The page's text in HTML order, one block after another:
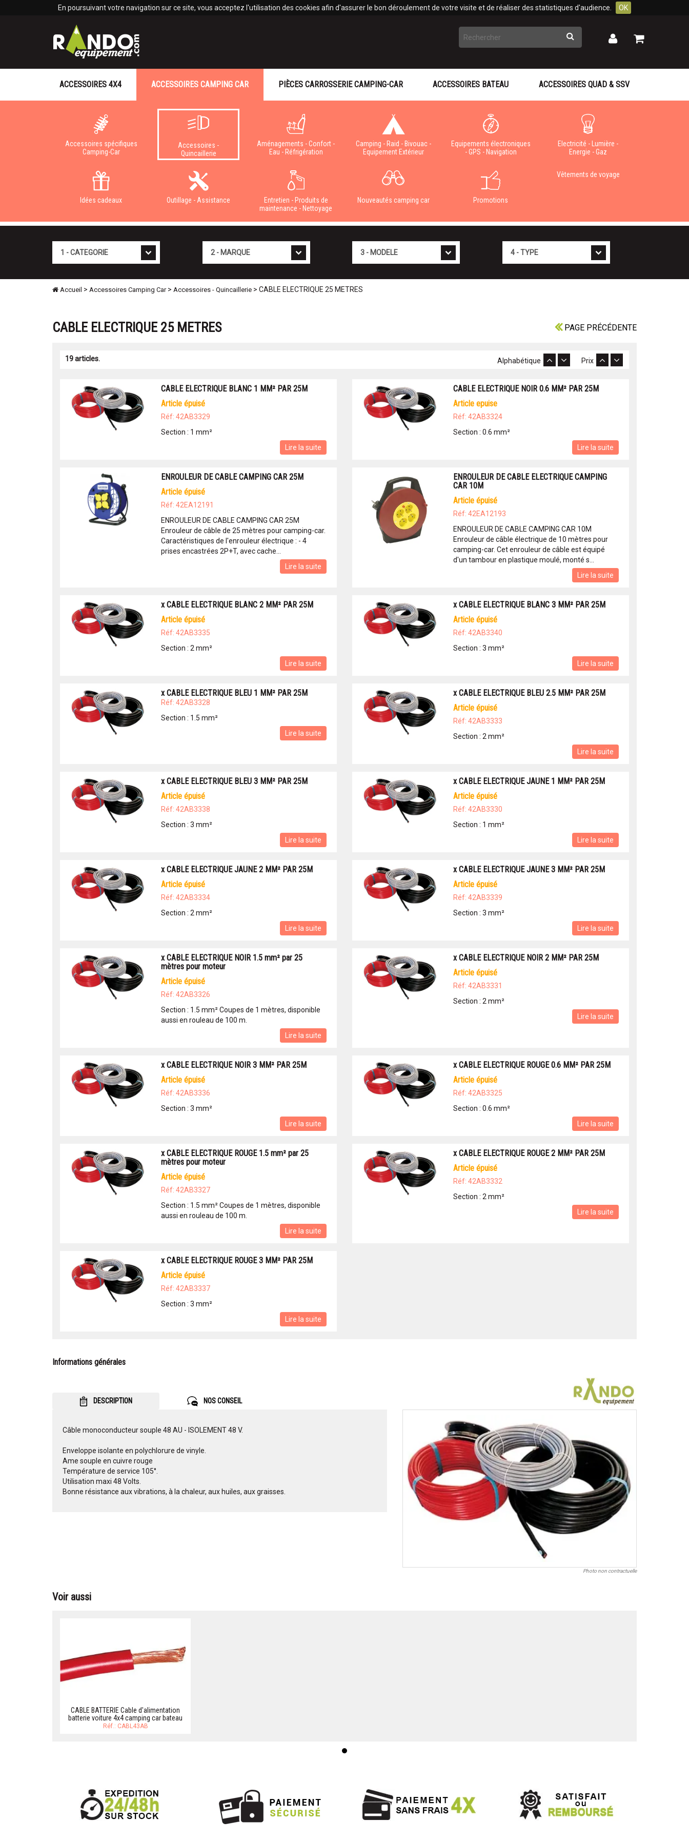
En poursuivant votre navigation sur ce site, vous acceptez l'utilisation des cookies afin d'assurer le bon déroulement de votre visite et de réaliser des statistiques d'audience. OK
Rechercher Mon
Mon
ACCESSOIRES 4X4 ACCESSOIRES CAMPING CAR
Accessoires spécifiques
Camping-Car
Accessoires -
Quincaillerie
Aménagements - Confort -
Eau - Réfrigération
Camping - Raid - Bivouac -
Equipement Extérieur
Equipements électroniques
- GPS - Navigation
Electricité - Lumière -
Energie - Gaz
Idées cadeaux Outillage - Assistance
Entretien - Produits de
maintenance - Nettoyage
Nouveautés camping car Promotions
Vêtements de voyage
PIÈCES CARROSSERIE CAMPING-CAR ACCESSOIRES BATEAU ACCESSOIRES QUAD & SSV
Accueil > Accessoires Camping Car> Accessoires - Quincaillerie > CABLE ELECTRIQUE 25 METRES
PAGE PRÉCÉDENTE
CABLE ELECTRIQUE 25 METRES
19 articles. Prix
Alphabétique
CABLE ELECTRIQUE BLANC 1 MM² PAR 25M
article épuisé
Réf: 42AB3329
Section : 1 mm²
Lire la suite
CABLE ELECTRIQUE NOIR 0.6 MM² PAR 25M
article epuise
Réf: 42AB3324
Section : 0.6 mm²
Lire la suite
ENROULEUR DE CABLE CAMPING CAR 25M
article épuisé
Réf: 42EA12191
ENROULEUR DE CABLE CAMPING CAR 25M
Enrouleur de câble de 25 mètres pour camping-car.
Caractéristiques de l'enrouleur électrique : - 4
prises encastrées 2P+T, avec cache...
Lire la suite
ENROULEUR DE CABLE ELECTRIQUE CAMPING
CAR 10M
article épuisé
Réf: 42EA12193
ENROULEUR DE CABLE CAMPING CAR 10M
Enrouleur de câble électrique de 10 mètres pour
camping-car. Cet enrouleur de câble est équipé
d'un tambour en plastique moulé, monté s...
Lire la suite
x CABLE ELECTRIQUE BLANC 2 MM² PAR 25M
article épuisé
Réf: 42AB3335
Section : 2 mm²
Lire la suite
x CABLE ELECTRIQUE BLANC 3 MM² PAR 25M
article épuisé
Réf: 42AB3340
Section : 3 mm²
Lire la suite
x CABLE ELECTRIQUE BLEU 1 MM² PAR 25M
Réf: 42AB3328
Section : 1.5 mm²
Lire la suite
x CABLE ELECTRIQUE BLEU 2.5 MM² PAR 25M
article épuisé
Réf: 42AB3333
Section : 2 mm²
Lire la suite
x CABLE ELECTRIQUE BLEU 3 MM² PAR 25M
article épuisé
Réf: 42AB3338
Section : 3 mm²
Lire la suite
x CABLE ELECTRIQUE JAUNE 1 MM² PAR 25M
article épuisé
Réf: 42AB3330
Section : 1 mm²
Lire la suite
x CABLE ELECTRIQUE JAUNE 2 MM² PAR 25M
article épuisé
Réf: 42AB3334
Section : 2 mm²
Lire la suite
x CABLE ELECTRIQUE JAUNE 3 MM² PAR 25M
article épuisé
Réf: 42AB3339
Section : 3 mm²
Lire la suite
x CABLE ELECTRIQUE NOIR 1.5 mm² par 25
mètres pour moteur
article épuisé
Réf: 42AB3326
Section : 1.5 mm² Coupes de 1 mètres, disponible
aussi en rouleau de 100 m.
Lire la suite
x CABLE ELECTRIQUE NOIR 2 MM² PAR 25M
article épuisé
Réf: 42AB3331
Section : 2 mm²
Lire la suite
x CABLE ELECTRIQUE NOIR 3 MM² PAR 25M
article épuisé
Réf: 42AB3336
Section : 3 mm²
Lire la suite
x CABLE ELECTRIQUE ROUGE 0.6 MM² PAR 25M
article épuisé
Réf: 42AB3325
Section : 0.6 mm²
Lire la suite
x CABLE ELECTRIQUE ROUGE 1.5 mm² par 25
mètres pour moteur
article épuisé
Réf: 42AB3327
Section : 1.5 mm² Coupes de 1 mètres, disponible
aussi en rouleau de 100 m.
Lire la suite
x CABLE ELECTRIQUE ROUGE 2 MM² PAR 25M
article épuisé
Réf: 42AB3332
Section : 2 mm²
Lire la suite
x CABLE ELECTRIQUE ROUGE 3 MM² PAR 25M
article épuisé
Réf: 42AB3337
Section : 3 mm²
Lire la suite
Informations générales
DESCRIPTION NOS CONSEIL
Câble monoconducteur souple 48 AU - ISOLEMENT 48 V.
Enveloppe isolante en polychlorure de vinyle.
Ame souple en cuivre rouge
Température de service 105°.
Utilisation maxi 48 Volts.
Bonne résistance aux vibrations, à la chaleur, aux huiles, aux graisses.
Photo non contractuelle
Voir aussi
CABLE BATTERIE Cable d'alimentation
batterie voiture 4x4 camping car bateau
Réf.: CABL43AB
Panneau de gestion des cookies